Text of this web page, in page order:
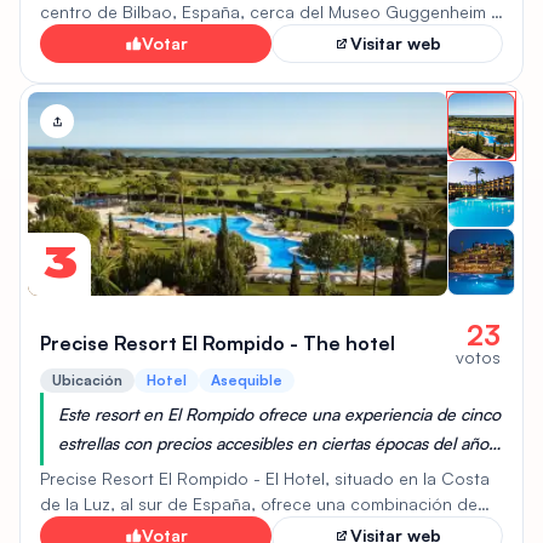
buscan confort y elegancia sin exceder su presupuesto.
centro de Bilbao, España, cerca del Museo Guggenheim y
del Palacio Euskalduna. Diseñado por el arquitecto
Ricardo Legorreta, el diseño del hotel se inspira en el
paisaje vasco. Sus habitaciones son amplias, funcionales
y cómodas, con vistas al parque. Los huéspedes pueden
disfrutar de un desayuno variado. El hotel ofrece servicios
como wifi gratuito y restaurantes. Su ubicación facilita el
acceso a las atracciones de Bilbao, lo que lo hace ideal
tanto para viajeros de negocios como de placer.
Votar Visitar web
3
Precise Resort El Rompido - The hotel 23
votos
Ubicación Hotel Asequible
Este resort en El Rompido ofrece una experiencia de cinco
estrellas con precios accesibles en ciertas épocas del año.
Sus instalaciones y ubicación lo convierten en una opción
atractiva para unas vacaciones de lujo a un costo
razonable.
Precise Resort El Rompido - El Hotel, situado en la Costa
de la Luz, al sur de España, ofrece una combinación de
relajación y actividades. Situado cerca del encantador
Votar Visitar web